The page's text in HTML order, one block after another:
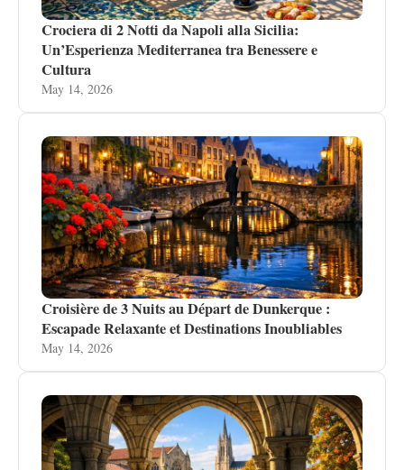
Crociera di 2 Notti da Napoli alla Sicilia:
Un’Esperienza Mediterranea tra Benessere e
Cultura
May 14, 2026
Croisière de 3 Nuits au Départ de Dunkerque :
Escapade Relaxante et Destinations Inoubliables
May 14, 2026